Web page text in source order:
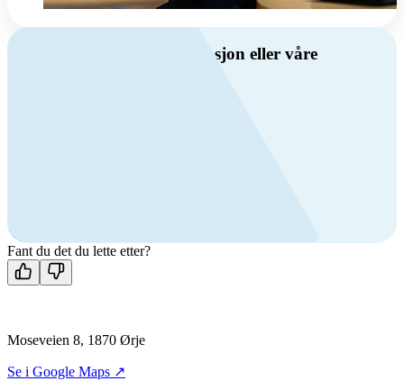
Har du spørsmål om ventilasjon eller våre
Kontakt oss
Fant du det du lette etter?
Moseveien 8, 1870 Ørje
Se i Google Maps ↗